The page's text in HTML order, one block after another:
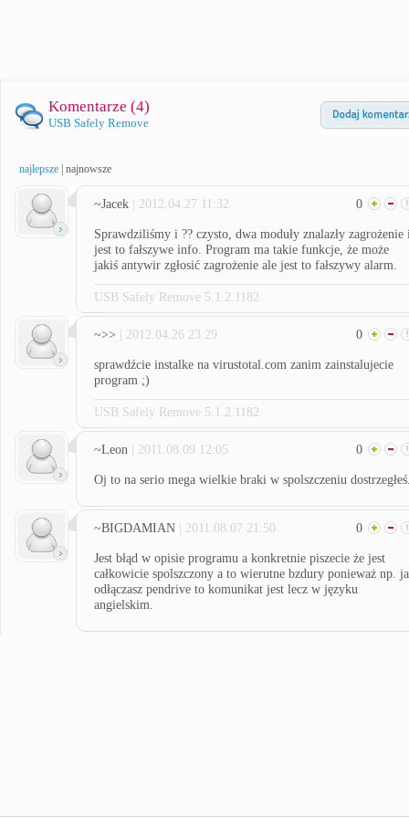
Komentarze (4)
USB Safely Remove
najlepsze najnowsze
~Jacek | 2012.04.27 11:32 0
Sprawdziliśmy i ?? czysto, dwa moduły znalazły zagrożenie
jest to fałszywe info. Program ma takie funkcje, że może
jakiś antywir zgłosić zagrożenie ale jest to fałszywy alarm.
USB Safely Remove 5.1.2.1182
~>> | 2012.04.26 23:29 0
sprawdźcie instalke na virustotal.com zanim zainstalujecie
program ;)
USB Safely Remove 5.1.2.1182
~Leon | 2011.08.09 12:05 0
Oj to na serio mega wielkie braki w spolszczeniu
~BIGDAMIAN | 2011.08.07 21:50 0
Jest błąd w opisie programu a konkretnie piszecie że jest
całkowicie spolszczony a to wierutne bzdury ponieważ np.
odłączasz pendrive to komunikat jest lecz w języku
angielskim.